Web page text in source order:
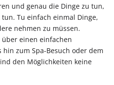
und genau die Dinge zu tun,
Tu einfach einmal Dinge,
nehmen zu müssen.
über einen einfachen
zum Spa-Besuch oder dem
den Möglichkeiten keine